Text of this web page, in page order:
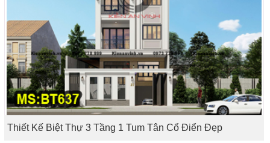
Thiết Kế Biệt Thự 3 Tầng 1 Tum Tân Cổ Điển Đẹp